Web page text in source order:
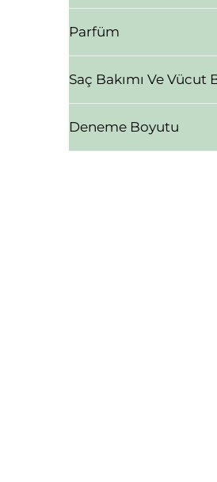
Parfüm
Saç Bakımı Ve Vücut
Deneme Boyutu